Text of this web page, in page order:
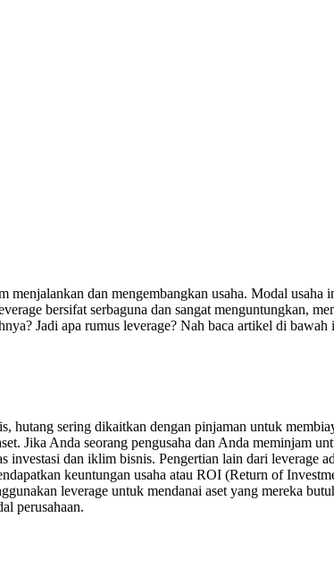
dan mengembangkan usaha. Modal
bersifat serbaguna dan sangat menguntungkan,
Jadi apa rumus leverage? Nah baca artikel di
hutang sering dikaitkan dengan pinjaman untuk
Jika Anda seorang pengusaha dan Anda meminjam
dan iklim bisnis. Pengertian lain dari leverage
keuntungan usaha atau ROI (Return of
leverage untuk mendanai aset yang mereka
perusahaan.